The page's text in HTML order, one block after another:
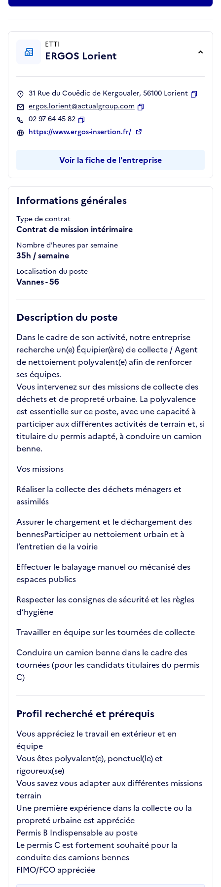
Informations générales
Type de contrat
Contrat de mission intérimaire
Nombre d'heures par semaine
35h / semaine
Localisation du poste
Vannes - 56
Description du poste
Dans le cadre de son activité, notre entreprise
recherche un(e) Équipier(ère) de collecte / Agent
de nettoiement polyvalent(e) afin de renforcer
ses équipes.
Vous intervenez sur des missions de collecte des
déchets et de propreté urbaine. La polyvalence
est essentielle sur ce poste, avec une capacité à
participer aux différentes activités de terrain et, si
titulaire du permis adapté, à conduire un camion
benne.
Vos missions
Réaliser la collecte des déchets ménagers et
assimilés
Assurer le chargement et le déchargement des
bennesParticiper au nettoiement urbain et à
l’entretien de la voirie
Effectuer le balayage manuel ou mécanisé des
espaces publics
Respecter les consignes de sécurité et les règles
d’hygiène
Travailler en équipe sur les tournées de collecte
Conduire un camion benne dans le cadre des
tournées (pour les candidats titulaires du permis
C)
Profil recherché et prérequis
Vous appréciez le travail en extérieur et en
équipe
Vous êtes polyvalent(e), ponctuel(le) et
rigoureux(se)
Vous savez vous adapter aux différentes missions
terrain
Une première expérience dans la collecte ou la
propreté urbaine est appréciée
Permis B Indispensable au poste
Le permis C est fortement souhaité pour la
conduite des camions bennes
FIMO/FCO appréciée
ETTI
ERGOS Lorient
31 Rue du Couëdic de Kergoualer, 56100 Lorient
ergos.lorient@actualgroup.com
02 97 64 45 82
Copier
https://www.ergos-insertion.fr/
Voir la fiche de l'entreprise